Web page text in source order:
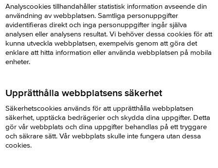
Analyscookies tillhandahåller statistisk information avseende din
användning av webbplatsen. Samtliga personuppgifter
avidentifieras direkt och inga personuppgifter ingår själva
analysen eller analysens resultat. Vi behöver dessa cookies för att
kunna utveckla webbplatsen, exempelvis genom att göra det
enklare att hitta information eller använda webbplatsen på mobila
enheter.
Upprätthålla webbplatsens säkerhet
Säkerhetscookies används för att upprätthålla webbplatsen
säkerhet, upptäcka bedrägerier och skydda dina uppgifter. Detta
gör vår webbplats och dina uppgifter behandlas på ett tryggare
och säkrare sätt. Vår webbplats skulle inte fungera utan dessa
cookies.